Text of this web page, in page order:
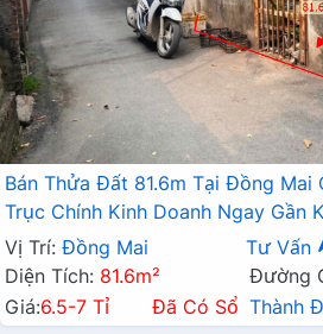
Bán Thửa Đất 81.6m Tại Đồng Mai
Trục Chính Kinh Doanh Ngay Gần
Vị Trí: Đồng Mai Tư Vấn
Diện Tích: 81.6m²
Đường
Giá:6.5-7 Tỉ Đã Có Sổ Thành